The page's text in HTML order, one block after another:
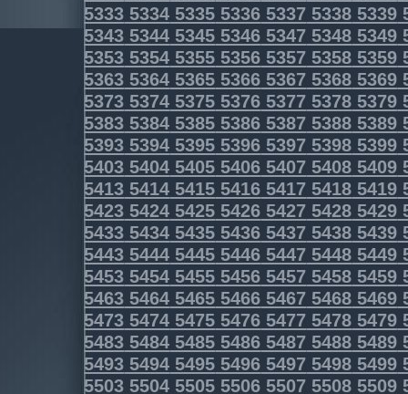
5333 5334 5335 5336 5337 5338 5339
5343 5344 5345 5346 5347 5348 5349
5353 5354 5355 5356 5357 5358 5359
5363 5364 5365 5366 5367 5368 5369
5373 5374 5375 5376 5377 5378 5379
5383 5384 5385 5386 5387 5388 5389
5393 5394 5395 5396 5397 5398 5399
5403 5404 5405 5406 5407 5408 5409
5413 5414 5415 5416 5417 5418 5419
5423 5424 5425 5426 5427 5428 5429
5433 5434 5435 5436 5437 5438 5439
5443 5444 5445 5446 5447 5448 5449
5453 5454 5455 5456 5457 5458 5459
5463 5464 5465 5466 5467 5468 5469
5473 5474 5475 5476 5477 5478 5479
5483 5484 5485 5486 5487 5488 5489
5493 5494 5495 5496 5497 5498 5499
5503 5504 5505 5506 5507 5508 5509